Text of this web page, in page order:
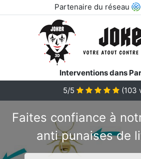
Partenaire du réseau
Interventions dans
5/5
(103
Faites confiance à
anti punaises de